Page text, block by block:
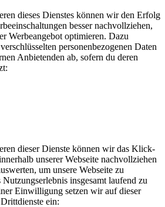
dieses Dienstes können wir den Erfolg
besser nachvollziehen,
Werbeangebot optimieren. Dazu
personenbezogenen Daten
Anbietenden ab, sofern du deren
dieser Dienste können wir das Klick-
unserer Webseite nachvollziehen
um unsere Webseite zu
insgesamt laufend zu
Einwilligung setzen wir auf dieser
ein: